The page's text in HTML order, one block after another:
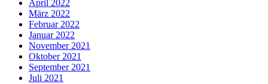
April 2022
März 2022
Februar 2022
Januar 2022
November 2021
Oktober 2021
September 2021
Juli 2021